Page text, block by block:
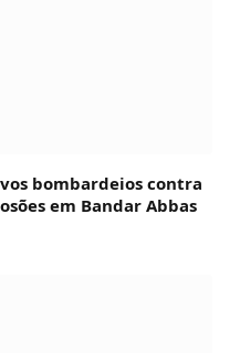
bombardeios contra
em Bandar Abbas